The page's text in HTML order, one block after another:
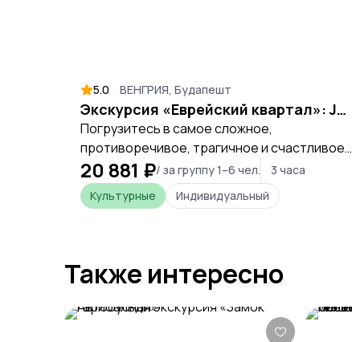
5.0 ВЕНГРИЯ, Будапешт
Экскурсия «Еврейский квартал»: Judapest на Дунае
Погрузитесь в самое сложное,
противоречивое, трагичное и счастливое
пространство Будапешта, где история и
современность переплетаются в каждом
уголке.
20 881 ₽/ за группу 1–6 чел.
3 часа
Культурные
Индивидуальный
Также интересно